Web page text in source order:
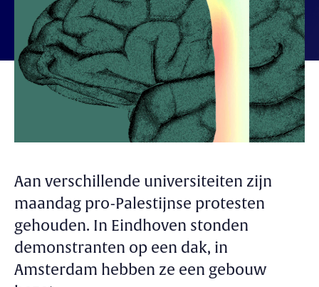
Aan verschillende universiteiten zijn
maandag pro-Palestijnse protesten
gehouden. In Eindhoven stonden
demonstranten op een dak, in
Amsterdam hebben ze een gebouw